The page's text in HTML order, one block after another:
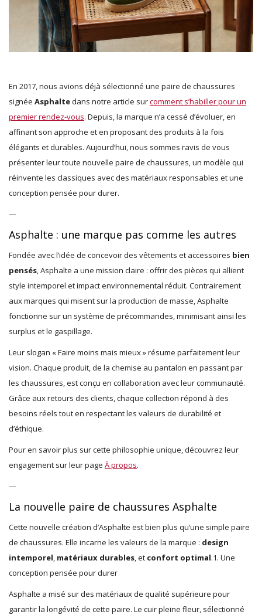
En 2017, nous avions déjà sélectionné une paire de chaussures
signée Asphaltedans notre article surcomment s’habiller pour un
premier rendez-vous. Depuis, la marque n’a cessé d’évoluer, en
affinant son approche et en proposant des produits à la fois
élégants et durables. Aujourd’hui, nous sommes ravis de vous
présenter leur toute nouvelle paire de chaussures, un modèle qui
réinvente les classiques avec des matériaux responsables et une
conception pensée pour durer.
—
Asphalte : une marque pas comme les autres
Fondée avec l’idée de concevoir des vêtements et accessoires bien
pensés , Asphalte a une mission claire : offrir des pièces qui allient
style intemporel et impact environnemental réduit. Contrairement
aux marques qui misent sur la production de masse, Asphalte
fonctionne sur un système de précommandes, minimisant ainsi les
surplus et le gaspillage.
Leur slogan « Faire moins mais mieux » résume parfaitement leur
vision. Chaque produit, de la chemise au pantalon en passant par
les chaussures, est conçu en collaboration avec leur communauté.
Grâce aux retours des clients, chaque collection répond à des
besoins réels tout en respectant les valeurs de durabilité et
d’éthique.
Pour en savoir plus sur cette philosophie unique, découvrez leur
engagement sur leur page À propos.
—
La nouvelle paire de chaussures Asphalte
Cette nouvelle création d’Asphalte est bien plus qu’une simple paire
de chaussures. Elle incarne les valeurs de la marque : design
intemporel matériaux durables , et confort optimal.1. Une
conception pensée pour durer
Asphalte a misé sur des matériaux de qualité supérieure pour
garantir la longévité de cette paire. Le cuir pleine fleur, sélectionné